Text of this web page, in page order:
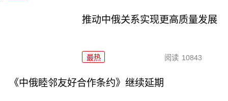
推动中俄关系实现更高质量发展
最热 阅读 10843
《中俄睦邻友好合作条约》继续延期